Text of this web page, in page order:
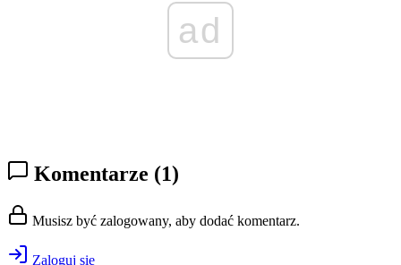
ad
Komentarze (1)
Musisz być zalogowany, aby dodać komentarz.
Zaloguj się